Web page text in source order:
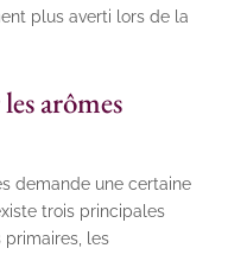
plus averti lors de la
arômes
demande une certaine
trois principales
primaires, les